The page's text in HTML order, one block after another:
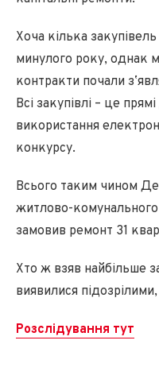
Хоча кілька
минулого року, однак
контракти почали
Всі закупівлі – це
використання
конкурсу.
Всього таким чином
житлово-комунального
замовив ремонт 31
Хто ж взяв найбільше
виявилися
Розслідування тут